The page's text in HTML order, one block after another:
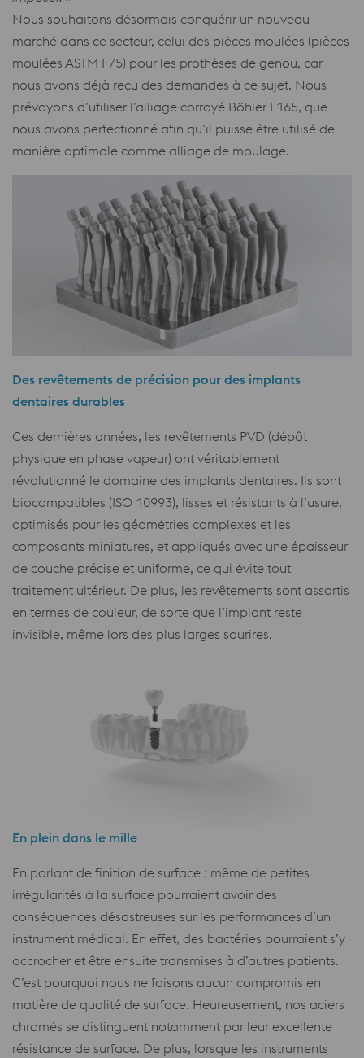
Nous souhaitons désormais conquérir un nouveau
marché dans ce secteur, celui des pièces moulées (pièces
moulées ASTM F75) pour les prothèses de genou, car
nous avons déjà reçu des demandes à ce sujet. Nous
prévoyons d’utiliser l’alliage corroyé Böhler L165, que
nous avons perfectionné afin qu’il puisse être utilisé de
manière optimale comme alliage de moulage.
Des revêtements de précision pour des implants
dentaires durables
Ces dernières années, les revêtements PVD (dépôt
physique en phase vapeur) ont véritablement
révolutionné le domaine des implants dentaires. Ils sont
biocompatibles (ISO 10993), lisses et résistants à l’usure,
optimisés pour les géométries complexes et les
composants miniatures, et appliqués avec une épaisseur
de couche précise et uniforme, ce qui évite tout
traitement ultérieur. De plus, les revêtements sont assortis
en termes de couleur, de sorte que l’implant reste
invisible, même lors des plus larges sourires.
En plein dans le mille
En parlant de finition de surface : même de petites
irrégularités à la surface pourraient avoir des
conséquences désastreuses sur les performances d’un
instrument médical. En effet, des bactéries pourraient s’y
accrocher et être ensuite transmises à d’autres patients.
C’est pourquoi nous ne faisons aucun compromis en
matière de qualité de surface. Heureusement, nos aciers
chromés se distinguent notamment par leur excellente
résistance de surface. De plus, lorsque les instruments